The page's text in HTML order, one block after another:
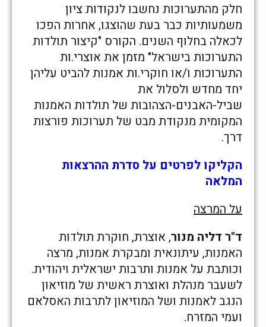
חלק מהתערוכות נחשבו לנקודות ציון
משמעותיות כבר בעת שהוצגו, אחרות הפכו
לכאלה בחלוף השנים. הקורס "קיצור תולדות
התערוכות בישראל" מזמן את אוצרי.ות
התערוכות ו/או חוקרי.ות אמנות להביט עליהן
יחד מחדש ולסלול את
שביל-האבנים-הצהובות של תולדות האמנות
המקומית מנקודת מבט של תערוכות פורצות
דרך.
הקליקו לפרטים על סדרת ההרצאות
המלאה
על המרצה
ד"ר דליה מנור, אוצרת, חוקרת תולדות
האמנות, עיתונאית ומבקרת אמנות, מרצה
וכותבת על אמנות ותרבות ישראלית ויהודית.
לשעבר מנהלת ואוצרת ראשית של מוזיאון
הנגב לאמנות ושל המוזיאון לתרבות האסלאם
ועמי המזרח.